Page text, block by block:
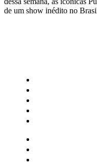
de um show inédito no